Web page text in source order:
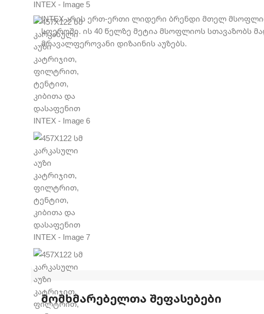
INTEX არის ერთ-ერთი ლიდერი ბრენდი მთელ
სფეროში. ის 40 წელზე მეტია მსოფლიოს სთავაზობს
მრავალფეროვანი დიზაინის აუზებს.
მომხმარებელთა შეფასებები